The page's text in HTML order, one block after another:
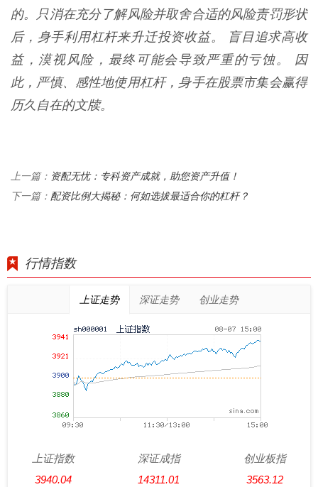
的。只消在充分了解风险并取舍合适的风险责罚形状
后，身手利用杠杆来升迁投资收益。 盲目追求高收
益，漠视风险，最终可能会导致严重的亏蚀。 因
此，严慎、感性地使用杠杆，身手在股票市集会赢得
历久自在的文牍。
上一篇： 资配无忧：专科资产成就，助您资产升值！
下一篇： 配资比例大揭秘：何如选拔最适合你的杠杆？
行情指数
上证走势 深证走势 创业走势
上证指数
3940.04
深证成指
14311.01
创业板指
3563.12